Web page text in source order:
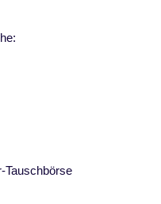
Tauschbörse